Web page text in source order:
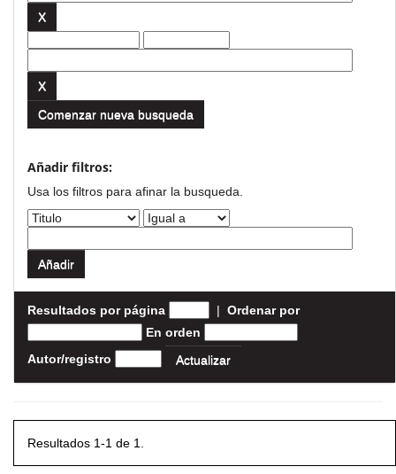
Comenzar nueva busqueda
Añadir filtros:
Usa los filtros para afinar la busqueda.
Resultados por página | Ordenar por
En orden
Autor/registro
Resultados 1-1 de 1.